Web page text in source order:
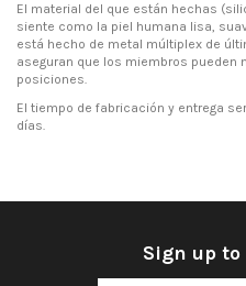
El material del que están hechas
siente como la piel humana lisa,
está hecho de metal múltiplex de
aseguran que los miembros pueden
posiciones.
El tiempo de fabricación y entrega
días.
Sign up